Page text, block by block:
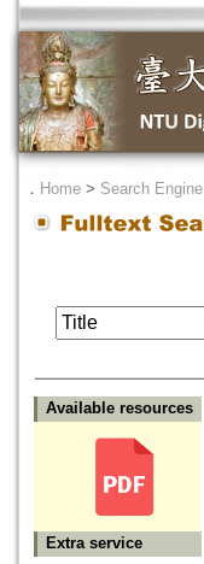
． Home > Search Engine
Available resources
Extra service